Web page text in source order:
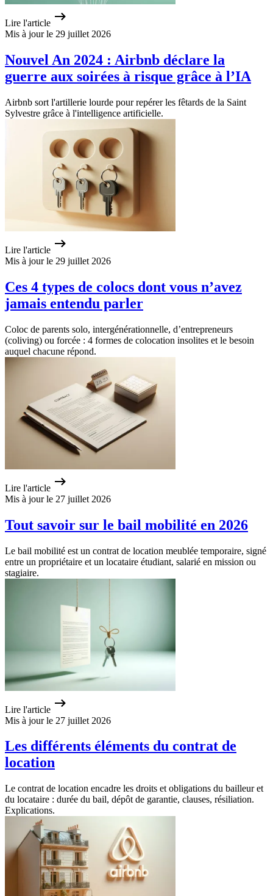
Lire l'article
Mis à jour le 29 juillet 2026
Nouvel An 2024 : Airbnb déclare la
guerre aux soirées à risque grâce à l’IA
Airbnb sort l'artillerie lourde pour repérer les fêtards de la Saint
Sylvestre grâce à l'intelligence artificielle.
Lire l'article
Mis à jour le 29 juillet 2026
Ces 4 types de colocs dont vous n’avez
jamais entendu parler
Coloc de parents solo, intergénérationnelle, d’entrepreneurs
(coliving) ou forcée : 4 formes de colocation insolites et le besoin
auquel chacune répond.
Lire l'article
Mis à jour le 27 juillet 2026
Tout savoir sur le bail mobilité en 2026
Le bail mobilité est un contrat de location meublée temporaire, signé
entre un propriétaire et un locataire étudiant, salarié en mission ou
stagiaire.
Lire l'article
Mis à jour le 27 juillet 2026
Les différents éléments du contrat de
location
Le contrat de location encadre les droits et obligations du bailleur et
du locataire : durée du bail, dépôt de garantie, clauses, résiliation.
Explications.